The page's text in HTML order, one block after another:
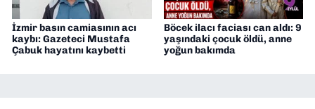
İzmir basın camiasının acı
kaybı: Gazeteci Mustafa
Çabuk hayatını kaybetti
Böcek ilacı faciası can aldı: 9
yaşındaki çocuk öldü, anne
yoğun bakımda